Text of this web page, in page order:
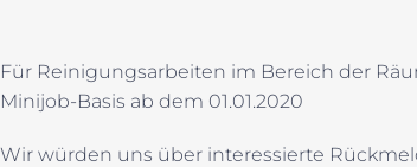
Für Reinigungsarbeiten im Bereich der
Minijob-Basis ab dem 01.01.2020
Wir würden uns über interessierte